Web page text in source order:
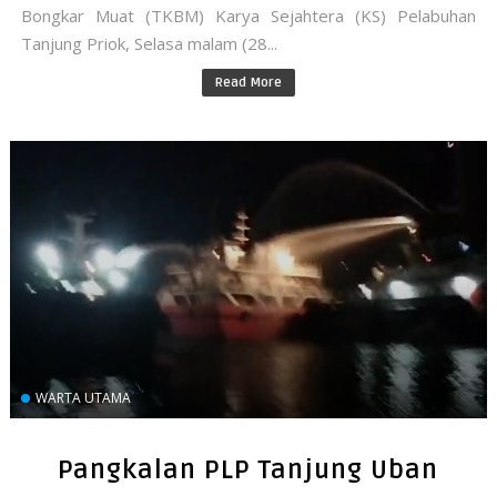
Bongkar Muat (TKBM) Karya Sejahtera (KS) Pelabuhan
Tanjung Priok, Selasa malam (28...
Read More
WARTA UTAMA
Pangkalan PLP Tanjung Uban